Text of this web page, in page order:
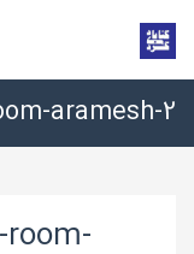
aramesh-2
room-